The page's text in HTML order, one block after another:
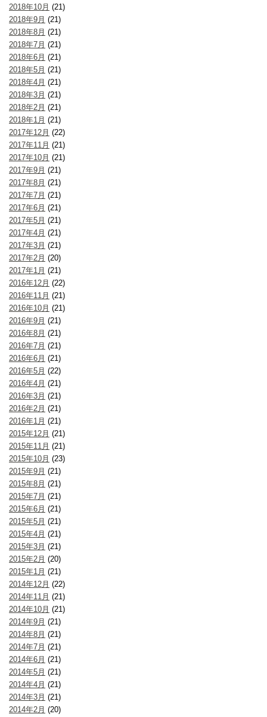
2018年10月 (21)
2018年9月 (21)
2018年8月 (21)
2018年7月 (21)
2018年6月 (21)
2018年5月 (21)
2018年4月 (21)
2018年3月 (21)
2018年2月 (21)
2018年1月 (21)
2017年12月 (22)
2017年11月 (21)
2017年10月 (21)
2017年9月 (21)
2017年8月 (21)
2017年7月 (21)
2017年6月 (21)
2017年5月 (21)
2017年4月 (21)
2017年3月 (21)
2017年2月 (20)
2017年1月 (21)
2016年12月 (22)
2016年11月 (21)
2016年10月 (21)
2016年9月 (21)
2016年8月 (21)
2016年7月 (21)
2016年6月 (21)
2016年5月 (22)
2016年4月 (21)
2016年3月 (21)
2016年2月 (21)
2016年1月 (21)
2015年12月 (21)
2015年11月 (21)
2015年10月 (23)
2015年9月 (21)
2015年8月 (21)
2015年7月 (21)
2015年6月 (21)
2015年5月 (21)
2015年4月 (21)
2015年3月 (21)
2015年2月 (20)
2015年1月 (21)
2014年12月 (22)
2014年11月 (21)
2014年10月 (21)
2014年9月 (21)
2014年8月 (21)
2014年7月 (21)
2014年6月 (21)
2014年5月 (21)
2014年4月 (21)
2014年3月 (21)
2014年2月 (20)